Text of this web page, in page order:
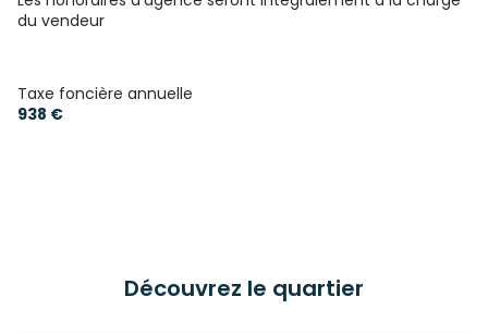
du vendeur
Taxe foncière annuelle
938 €
Découvrez le quartier